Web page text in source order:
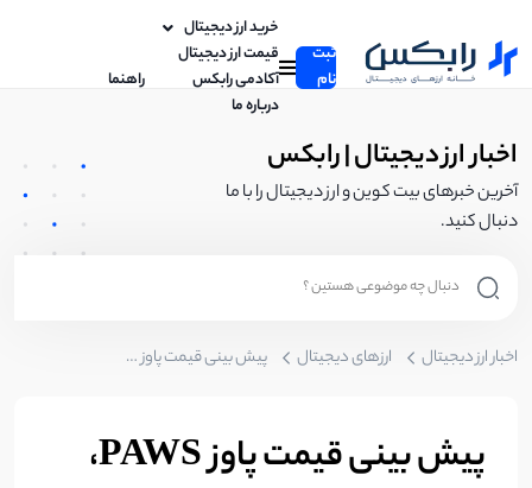
ثبت
نام
خرید ارز دیجیتال
قیمت ارز دیجیتال
آکادمی رابکس
راهنما
درباره ما
اخبار ارز دیجیتال | رابکس
آخرین خبرهای بیت کوین و ارز دیجیتال را با ما
دنبال کنید.
اخبار ارز دیجیتال ارزهای دیجیتال پیش بینی قیمت پاوز PAWS، بروزرسانی 18 اسفند
پیش بینی قیمت پاوز PAWS،